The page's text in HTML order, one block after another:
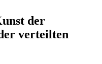
der
verteilten